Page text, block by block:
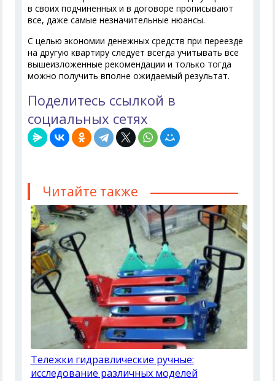
в своих подчиненных и в договоре прописывают
все, даже самые незначительные нюансы.
С целью экономии денежных средств при переезде
на другую квартиру следует всегда учитывать все
вышеизложенные рекомендации и только тогда
можно получить вполне ожидаемый результат.
Поделитесь ссылкой в
социальных сетях
Читайте также
Тележки гидравлические ручные:
исследование различных моделей